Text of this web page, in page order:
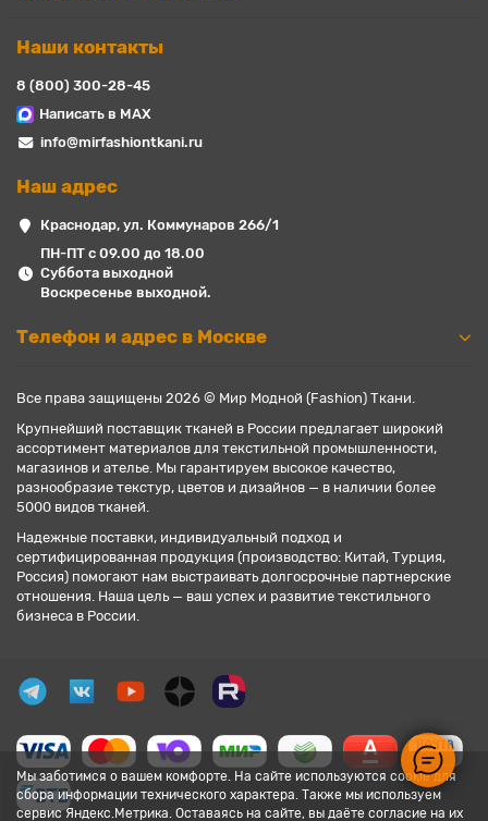
Мы заботимся о вашем комфорте. На сайте используются cookie для
сбора информации технического характера. Также мы используем
сервис Яндекс.Метрика. Оставаясь на сайте, вы даёте согласие на их
Наши контакты
8 (800) 300-28-45
Написать в MAX
info@mirfashiontkani.ru
Наш адрес
Краснодар, ул. Коммунаров 266/1
ПН-ПТ с 09.00 до 18.00
Суббота выходной
Воскресенье выходной.
Телефон и адрес в Москве
Все права защищены 2026 © Мир Модной (Fashion) Ткани.
Крупнейший поставщик тканей в России предлагает широкий
ассортимент материалов для текстильной промышленности,
магазинов и ателье. Мы гарантируем высокое качество,
разнообразие текстур, цветов и дизайнов — в наличии более
5000 видов тканей.
Надежные поставки, индивидуальный подход и
сертифицированная продукция (производство: Китай, Турция,
Россия) помогают нам выстраивать долгосрочные партнерские
отношения. Наша цель — ваш успех и развитие текстильного
бизнеса в России.